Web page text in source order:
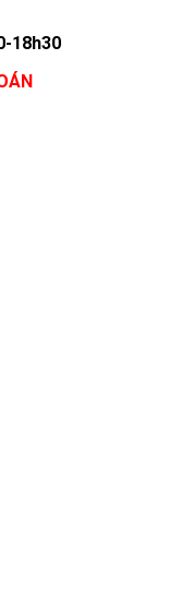
18h30